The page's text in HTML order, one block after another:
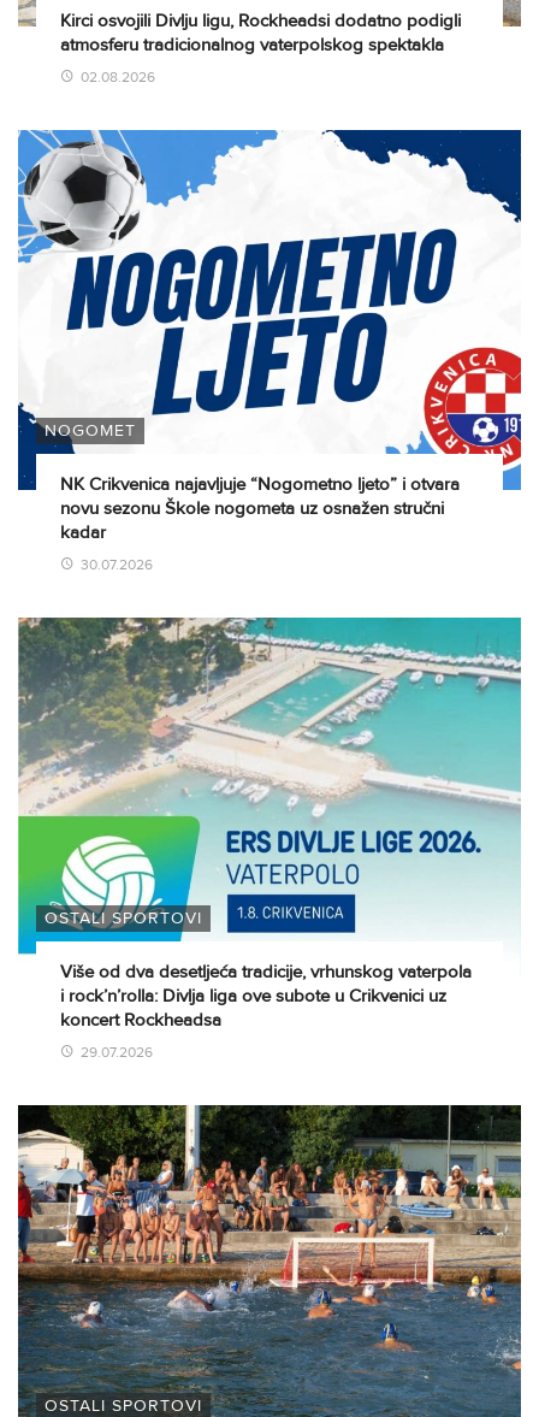
Kirci osvojili Divlju ligu, Rockheadsi dodatno podigli
atmosferu tradicionalnog vaterpolskog spektakla
02.08.2026
NOGOMET
NK Crikvenica najavljuje “Nogometno ljeto” i otvara
novu sezonu Škole nogometa uz osnažen stručni
kadar
30.07.2026
OSTALI SPORTOVI
Više od dva desetljeća tradicije, vrhunskog vaterpola
i rock’n’rolla: Divlja liga ove subote u Crikvenici uz
koncert Rockheadsa
29.07.2026
OSTALI SPORTOVI